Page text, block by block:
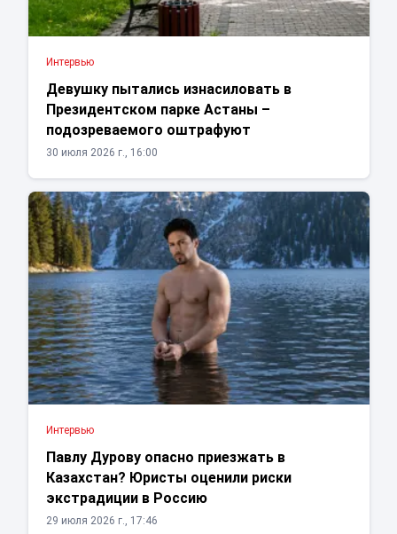
Интервью
Девушку пытались изнасиловать в
Президентском парке Астаны –
подозреваемого оштрафуют
30 июля 2026 г., 16:00
Интервью
Павлу Дурову опасно приезжать в
Казахстан? Юристы оценили риски
экстрадиции в Россию
29 июля 2026 г., 17:46